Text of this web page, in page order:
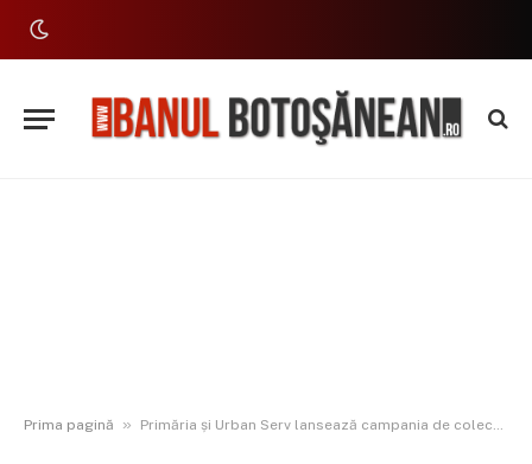
Prima pagină » Primăria și Urban Serv lansează campania de colectare a deșeurilor textile